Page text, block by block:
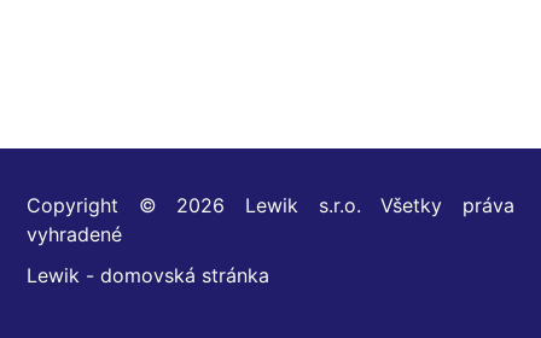
Copyright © 2026 Lewik s.r.o. Všetky práva
vyhradené
Lewik - domovská stránka